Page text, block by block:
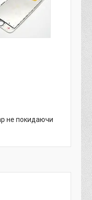
не покидаючи